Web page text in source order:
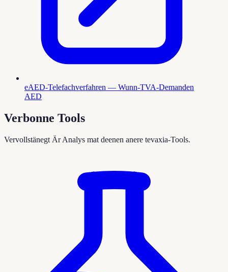
eAED-Telefachverfahren — Wunn-TVA-Demanden
AED
Verbonne Tools
Vervollstänegt Är Analys mat deenen anere tevaxia-Tools.